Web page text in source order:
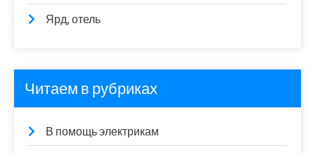
Ярд, отель
Читаем в рубриках
В помощь электрикам